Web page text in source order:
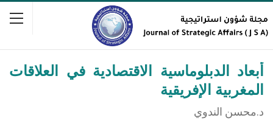
أبعاد الدبلوماسية الاقتصادية في العلاقات
المغربية الإفريقية
د.محسن الندوي